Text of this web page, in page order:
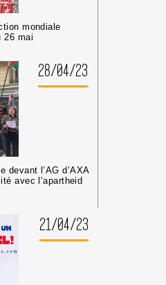
mondiale
26 mai
28/04/23
devant l’AG d’AXA
avec l’apartheid
21/04/23